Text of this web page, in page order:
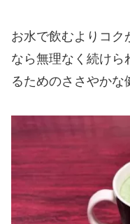
お水で飲むよりコク
なら無理なく続けら
るためのささやかな